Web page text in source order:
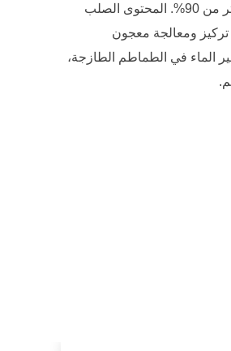
ويجب أن تصل نسبة نضج الطماطم إلى أكثر من 90%. المحتوى الصلب
يفضي إلى تركيز ومعالجة معجون
الماء في الطماطم الطازجة،